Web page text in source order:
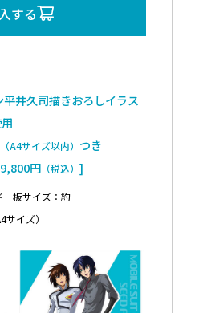
する
井久司描きおろしイラス
（A4サイズ以内） つき
円 （税込）]
板サイズ：約
イズ）